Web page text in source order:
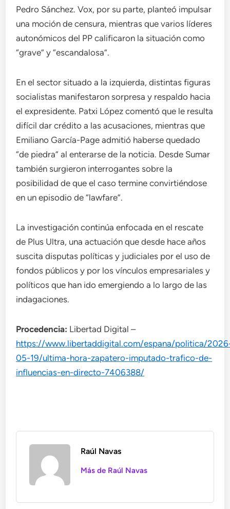
Pedro Sánchez. Vox, por su parte, planteó impulsar
una moción de censura, mientras que varios líderes
autonómicos del PP calificaron la situación como
“grave” y “escandalosa”.
En el sector situado a la izquierda, distintas figuras
socialistas manifestaron sorpresa y respaldo hacia
el expresidente. Patxi López comentó que le resulta
difícil dar crédito a las acusaciones, mientras que
Emiliano García-Page admitió haberse quedado
“de piedra” al enterarse de la noticia. Desde Sumar
también surgieron interrogantes sobre la
posibilidad de que el caso termine convirtiéndose
en un episodio de “lawfare”.
La investigación continúa enfocada en el rescate
de Plus Ultra, una actuación que desde hace años
suscita disputas políticas y judiciales por el uso de
fondos públicos y por los vínculos empresariales y
políticos que han ido emergiendo a lo largo de las
indagaciones.
Procedencia: Libertad Digital –
https://www.libertaddigital.com/espana/politica/
05-19/ultima-hora-zapatero-imputado-trafico-de-
influencias-en-directo-7406388/
Raúl Navas
Más de Raúl Navas